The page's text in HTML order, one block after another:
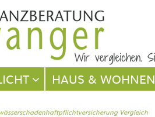
HAUS & WOHNEN
Vergleich